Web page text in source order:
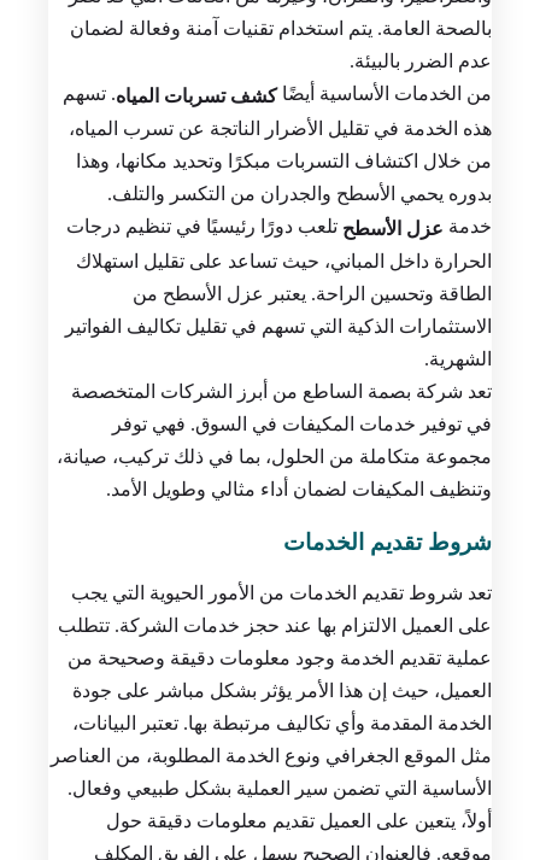
بالصحة العامة. يتم استخدام تقنيات آمنة وفعالة لضمان
عدم الضرر بالبيئة.
من الخدمات الأساسية أيضًاكشف تسربات المياه. تسهم
هذه الخدمة في تقليل الأضرار الناتجة عن تسرب المياه،
من خلال اكتشاف التسربات مبكرًا وتحديد مكانها، وهذا
بدوره يحمي الأسطح والجدران من التكسر والتلف.
خدمة عزل الأسطح تلعب دورًا رئيسيًا في تنظيم درجات
الحرارة داخل المباني، حيث تساعد على تقليل استهلاك
الطاقة وتحسين الراحة. يعتبر عزل الأسطح من
الاستثمارات الذكية التي تسهم في تقليل تكاليف الفواتير
الشهرية.
تعد شركة بصمة الساطع من أبرز الشركات المتخصصة
في توفير خدمات المكيفات في السوق. فهي توفر
مجموعة متكاملة من الحلول، بما في ذلك تركيب، صيانة،
وتنظيف المكيفات لضمان أداء مثالي وطويل الأمد.
شروط تقديم الخدمات
تعد شروط تقديم الخدمات من الأمور الحيوية التي يجب
على العميل الالتزام بها عند حجز خدمات الشركة. تتطلب
عملية تقديم الخدمة وجود معلومات دقيقة وصحيحة من
العميل، حيث إن هذا الأمر يؤثر بشكل مباشر على جودة
الخدمة المقدمة وأي تكاليف مرتبطة بها. تعتبر البيانات،
مثل الموقع الجغرافي ونوع الخدمة المطلوبة، من العناصر
الأساسية التي تضمن سير العملية بشكل طبيعي وفعال.
أولاً، يتعين على العميل تقديم معلومات دقيقة حول
موقعه. فالعنوان الصحيح يسهل على الفريق المكلف